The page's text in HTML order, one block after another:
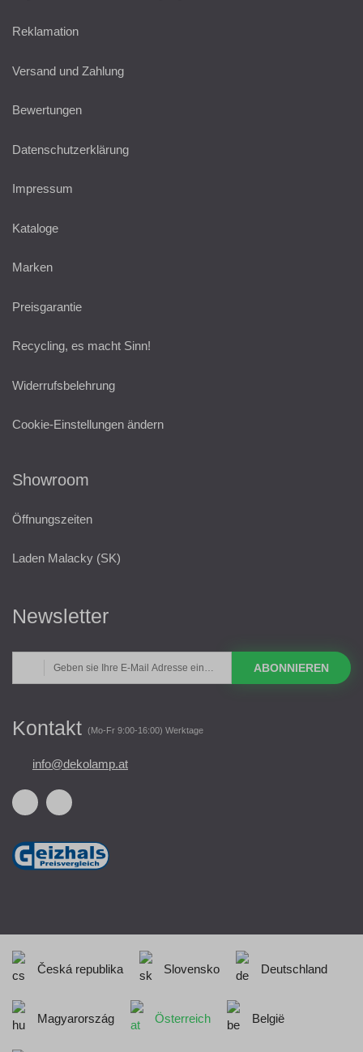
Reklamation
Versand und Zahlung
Bewertungen
Datenschutzerklärung
Impressum
Kataloge
Marken
Preisgarantie
Recycling, es macht Sinn!
Widerrufsbelehrung
Cookie-Einstellungen ändern
Showroom
Öffnungszeiten
Laden Malacky (SK)
Newsletter
ABONNIEREN
Kontakt (Mo-Fr 9:00-16:00) Werktage
info@dekolamp.at
Česká republika Slovensko Deutschland
Magyarország Österreich België